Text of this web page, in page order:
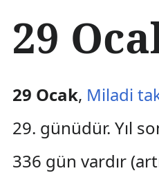
ç
e
r
e
t
a
29
29 Ocak, Miladi
29. günüdür. Yıl
336 gün vardır